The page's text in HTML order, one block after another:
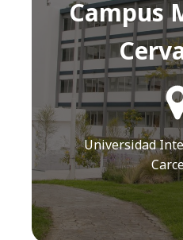
Campus
Universidad
Click